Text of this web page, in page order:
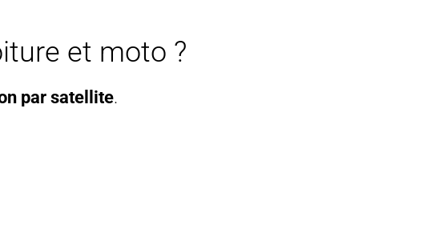
et moto ?
par satellite.